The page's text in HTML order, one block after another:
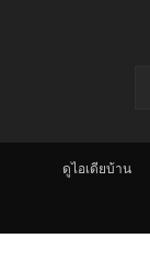
ดูไอเดียบ้าน